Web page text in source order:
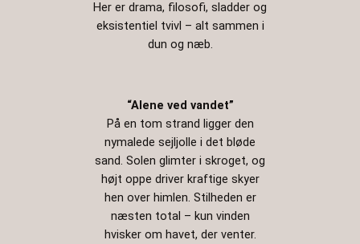
Her er drama, filosofi, sladder og
eksistentiel tvivl – alt sammen i
dun og næb.
“Alene ved vandet”
På en tom strand ligger den
nymalede sejljolle i det bløde
sand. Solen glimter i skroget, og
højt oppe driver kraftige skyer
hen over himlen. Stilheden er
næsten total – kun vinden
hvisker om havet, der venter.